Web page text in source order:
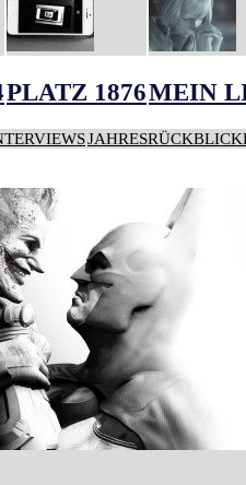
PLATZ 1876MEIN